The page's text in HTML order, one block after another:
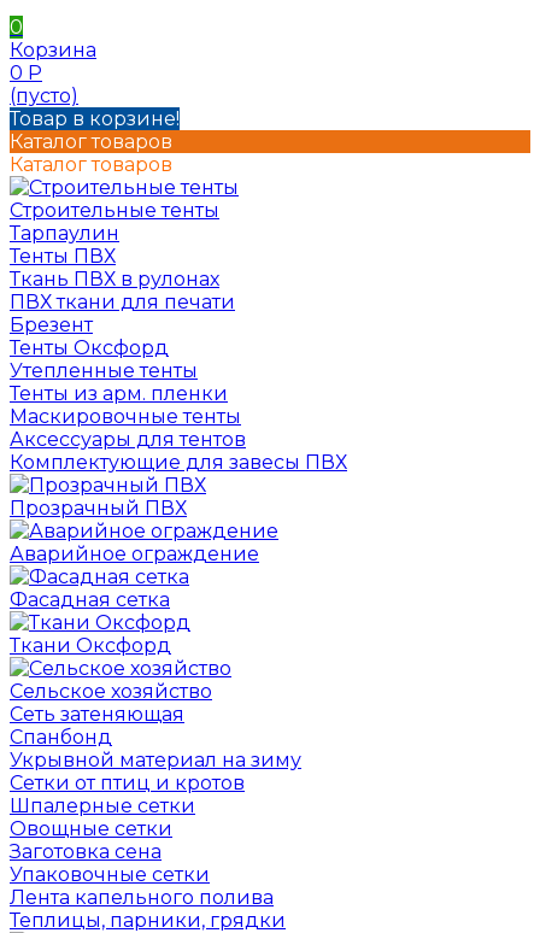
0
Корзина
0 Р
(пусто)
Товар в корзине!
Каталог товаров
Каталог товаров
Строительные тенты
Тарпаулин
Тенты ПВХ
Ткань ПВХ в рулонах
ПВХ ткани для печати
Брезент
Тенты Оксфорд
Утепленные тенты
Тенты из арм. пленки
Маскировочные тенты
Аксессуары для тентов
Комплектующие для завесы ПВХ
Прозрачный ПВХ
Аварийное ограждение
Фасадная сетка
Ткани Оксфорд
Сельское хозяйство
Сеть затеняющая
Спанбонд
Укрывной материал на зиму
Сетки от птиц и кротов
Шпалерные сетки
Овощные сетки
Заготовка сена
Упаковочные сетки
Лента капельного полива
Теплицы, парники, грядки